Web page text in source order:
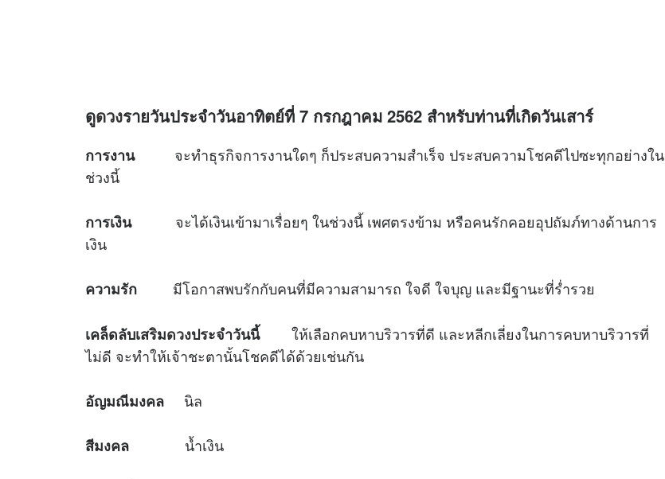
ดูดวงรายวันประจำวันอาทิตย์ที่ 7 กรกฎาคม 2562 สำหรับท่านที่เกิดวันเสาร์
การงานจะทำธุรกิจการงานใดๆ ก็ประสบความสำเร็จ ประสบความโชคดีไปซะทุกอย่างใน
ช่วงนี้
การเงินจะได้เงินเข้ามาเรื่อยๆ ในช่วงนี้ เพศตรงข้าม หรือคนรักคอยอุปถัมภ์ทางด้านการ
เงิน
ความรัก มีโอกาสพบรักกับคนที่มีความสามารถ ใจดี ใจบุญ และมีฐานะที่ร่ำรวย
เคล็ดลับเสริมดวงประจำวันนี้ให้เลือกคบหาบริวารที่ดี และหลีกเลี่ยงในการคบหาบริวารที่
ไม่ดี จะทำให้เจ้าชะตานั้นโชคดีได้ด้วยเช่นกัน
อัญมณีมงคล นิล
สีมงคล น้ำเงิน